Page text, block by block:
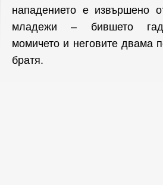
нападението е извършено
младежи – бившето
момичето и неговите двама
братя.